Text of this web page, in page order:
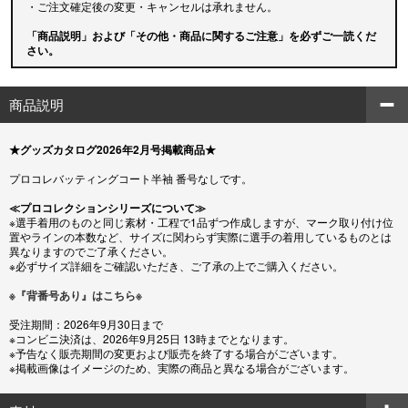
・ご注文確定後の変更・キャンセルは承れません。
「商品説明」および「その他・商品に関するご注意」を必ずご一読くだ
さい。
商品説明
★グッズカタログ2026年2月号掲載商品★
プロコレバッティングコート半袖 番号なしです。
≪プロコレクションシリーズについて≫
※選手着用のものと同じ素材・工程で1品ずつ作成しますが、マーク取り付け位
置やラインの本数など、サイズに関わらず実際に選手の着用しているものとは
異なりますのでご了承ください。
※必ずサイズ詳細をご確認いただき、ご了承の上でご購入ください。
※『背番号あり』はこちら※
受注期間：2026年9月30日まで
※コンビニ決済は、2026年9月25日 13時までとなります。
※予告なく販売期間の変更および販売を終了する場合がございます。
※掲載画像はイメージのため、実際の商品と異なる場合がございます。